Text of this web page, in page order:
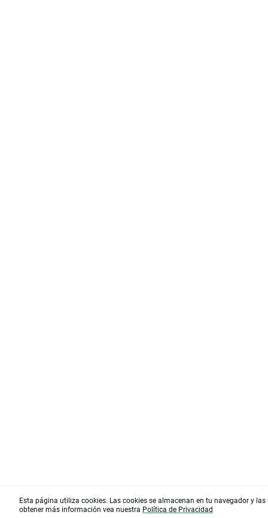
Esta página utiliza cookies. Las cookies se almacenan en tu navegador y
obtener más información vea nuestra Política de Privacidad